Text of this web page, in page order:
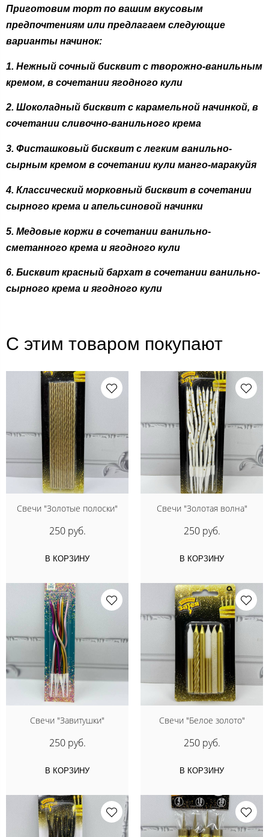
Приготовим торт по вашим вкусовым
предпочтениям или предлагаем следующие
варианты начинок:
1. Нежный сочный бисквит с творожно-ванильным
кремом, в сочетании ягодного кули
2. Шоколадный бисквит с карамельной начинкой, в
сочетании сливочно-ванильного крема
3. Фисташковый бисквит с легким ванильно-
сырным кремом в сочетании кули манго-маракуйя
4. Классический морковный бисквит в сочетании
сырного крема и апельсиновой начинки
5. Медовые коржи в сочетании ванильно-
сметанного крема и ягодного кули
6. Бисквит красный бархат в сочетании ванильно-
сырного крема и ягодного кули
С этим товаром покупают
Свечи "Золотые полоски"
250 руб.
В КОРЗИНУ
Свечи "Золотая волна"
250 руб.
В КОРЗИНУ
Свечи "Завитушки"
250 руб.
В КОРЗИНУ
Свечи "Белое золото"
250 руб.
В КОРЗИНУ